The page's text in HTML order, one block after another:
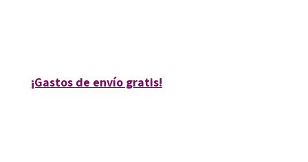
¡Gastos de envío gratis!